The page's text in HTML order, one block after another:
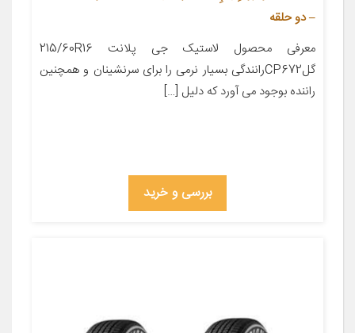
– دو حلقه
معرفی محصول لاستیک جی پلانت 215/60R16
گلCP672رانندگی بسیار نرمی را برای سرنشینان و همچنین
راننده بوجود می آورد که دلیل […]
بررسی و خرید